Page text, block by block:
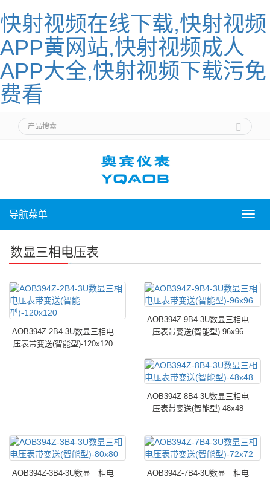
快射视频在线下载,快射视频
APP黄网站,快射视频成人
APP大全,快射视频下载污免
费看
导
导航菜单
数显三相电压表
AOB394Z-2B4-3U数显三相电
压表带变送(智能型)-120x120
AOB394Z-9B4-3U数显三相电
压表带变送(智能型)-96x96
AOB394Z-8B4-3U数显三相电
压表带变送(智能型)-48x48
AOB394Z-3B4-3U数显三相电
AOB394Z-7B4-3U数显三相电